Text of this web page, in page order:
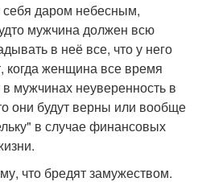
даром небесным,
мужчина должен всю
в неё все, что у него
когда женщина все время
в мужчинах неуверенность в
они будут верны или вообще
в случае финансовых
что бредят замужеством.